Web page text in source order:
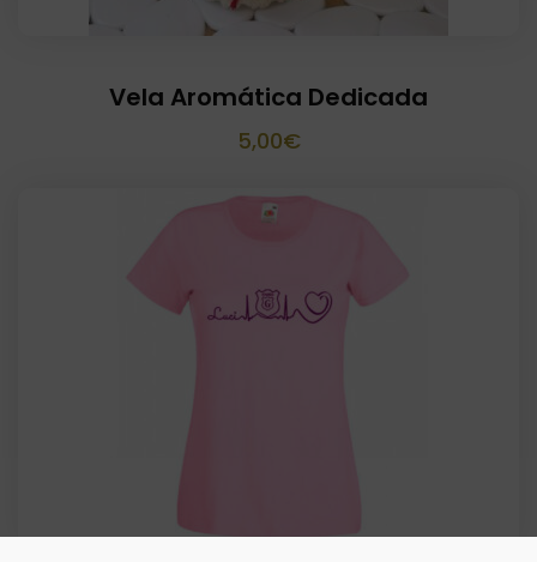
Vela Aromática Dedicada
5,00€